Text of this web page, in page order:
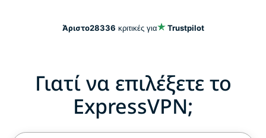
Άριστο28336 κριτικές για Trustpilot
Γιατί να επιλέξετε το
ExpressVPN;